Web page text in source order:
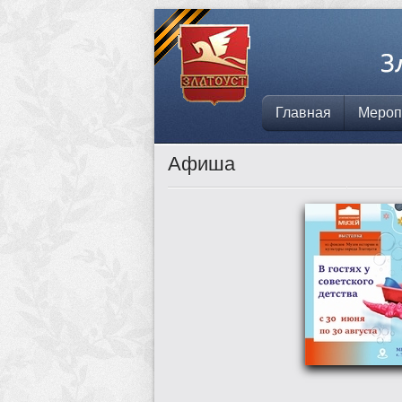
Главная
Афиша